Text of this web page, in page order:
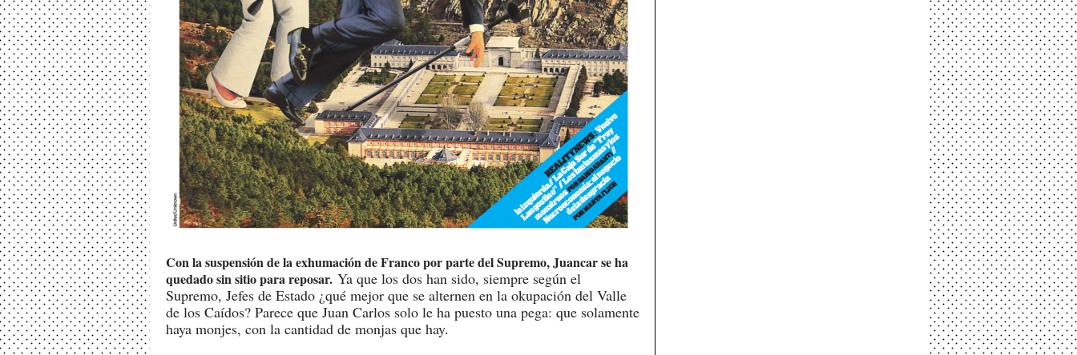
Con la suspensión de la exhumación de Franco por parte del Supremo, Juancar se ha
quedado sin sitio para reposar. Ya que los dos han sido, siempre según el
Supremo, Jefes de Estado ¿qué mejor que se alternen en la okupación del Valle
de los Caídos? Parece que Juan Carlos solo le ha puesto una pega: que solamente
haya monjes, con la cantidad de monjas que hay.